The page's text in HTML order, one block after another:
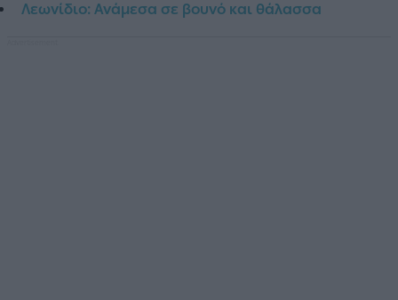
Λεωνίδιο: Ανάμεσα σε βουνό και θάλασσα